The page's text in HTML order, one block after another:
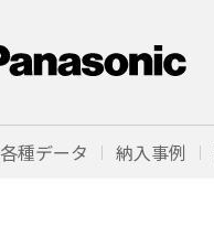
各種データ 納入事例